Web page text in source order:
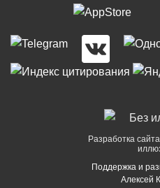
Разработка
Поддержка и
Алексей